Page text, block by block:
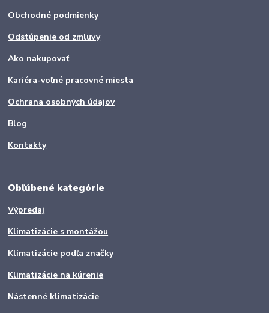
Obchodné podmienky
Odstúpenie od zmluvy
Ako nakupovať
Kariéra-voľné pracovné miesta
Ochrana osobných údajov
Blog
Kontakty
Obľúbené kategórie
Výpredaj
Klimatizácie s montážou
Klimatizácie podľa značky
Klimatizácie na kúrenie
Nástenné klimatizácie